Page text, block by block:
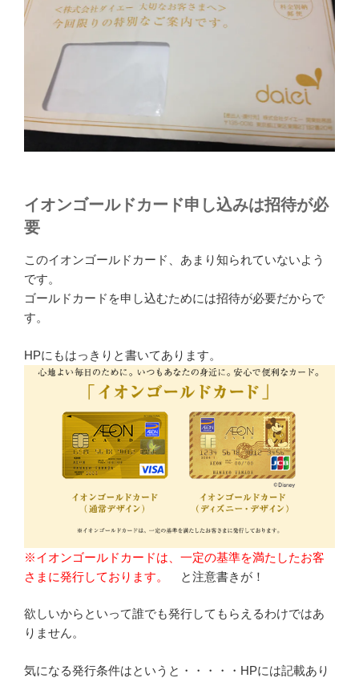
イオンゴールドカード申し込みは招待が必
要
このイオンゴールドカード、あまり知られていないよう
です。
ゴールドカードを申し込むためには招待が必要だからで
す。
HPにもはっきりと書いてあります。
※イオンゴールドカードは、一定の基準を満たしたお客
さまに発行しております。
と注意書きが！
欲しいからといって誰でも発行してもらえるわけではあ
りません。
気になる発行条件はというと・・・・・HPには記載あり